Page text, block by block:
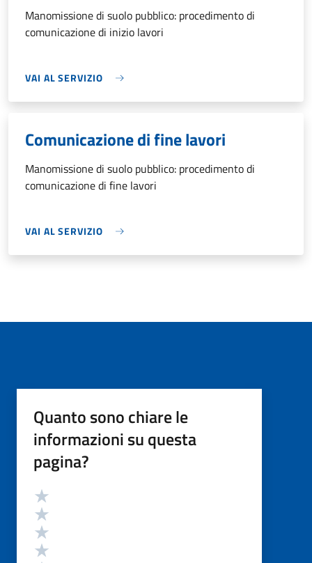
Manomissione di suolo pubblico: procedimento di
comunicazione di inizio lavori
VAI AL SERVIZIO
Comunicazione di fine lavori
Manomissione di suolo pubblico: procedimento di
comunicazione di fine lavori
VAI AL SERVIZIO
Quanto sono chiare le
informazioni su questa
pagina?
Valutazione